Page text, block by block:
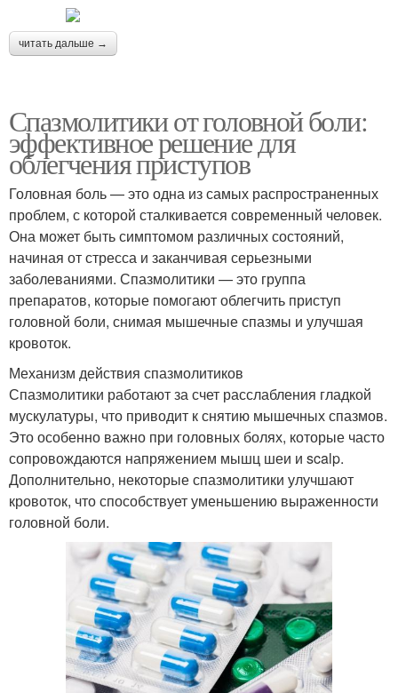
читать дальше →
Спазмолитики от головной боли:
эффективное решение для
облегчения приступов
Головная боль — это одна из самых распространенных
проблем, с которой сталкивается современный человек.
Она может быть симптомом различных состояний,
начиная от стресса и заканчивая серьезными
заболеваниями. Спазмолитики — это группа
препаратов, которые помогают облегчить приступ
головной боли, снимая мышечные спазмы и улучшая
кровоток.
Механизм действия спазмолитиков
Спазмолитики работают за счет расслабления гладкой
мускулатуры, что приводит к снятию мышечных спазмов.
Это особенно важно при головных болях, которые часто
сопровождаются напряжением мышц шеи и scalp.
Дополнительно, некоторые спазмолитики улучшают
кровоток, что способствует уменьшению выраженности
головной боли.